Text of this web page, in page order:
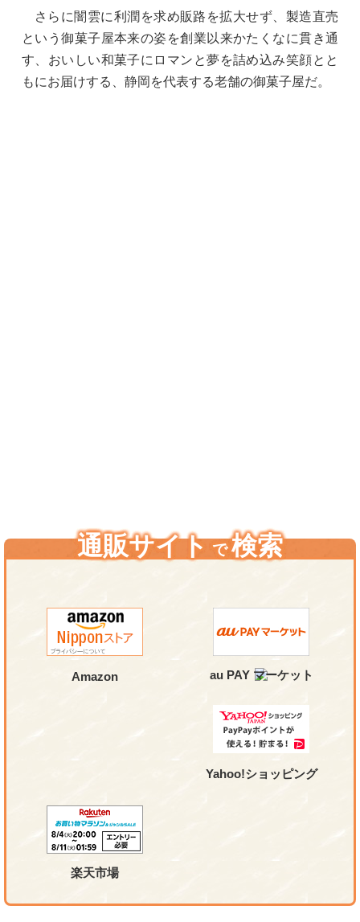
さらに闇雲に利潤を求め販路を拡大せず、製造直売
という御菓子屋本来の姿を創業以来かたくなに貫き通
す、おいしい和菓子にロマンと夢を詰め込み笑顔とと
もにお届けする、静岡を代表する老舗の御菓子屋だ。
通販サイト で検索
Amazon au PAY マーケット
Yahoo!ショッピング
楽天市場